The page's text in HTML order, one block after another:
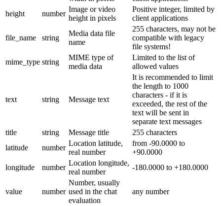
height
number
Image or video
height in pixels
Positive integer, limited by
client applications
file_name string
Media data file
name
255 characters, may not be
compatible with legacy
file systems!
mime_type string
MIME type of
media data
Limited to the list of
allowed values
text string Message text
It is recommended to limit
the length to 1000
characters - if it is
exceeded, the rest of the
text will be sent in
separate text messages
title
string Message title
255 characters
latitude
number
Location latitude,
real number
from -90.0000 to
+90.0000
longitude
number
Location longitude,
real number
-180.0000 to +180.0000
value number
Number, usually
used in the chat
evaluation
any number